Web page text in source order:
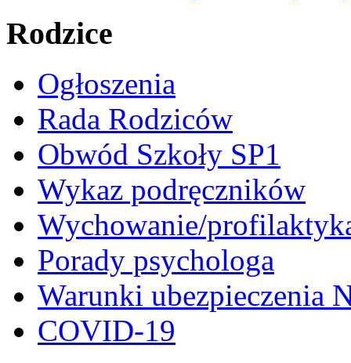
Rodzice
Ogłoszenia
Rada Rodziców
Obwód Szkoły SP1
Wykaz podręczników
Wychowanie/
Porady psychologa
Warunki ubezpieczenia
COVID-19